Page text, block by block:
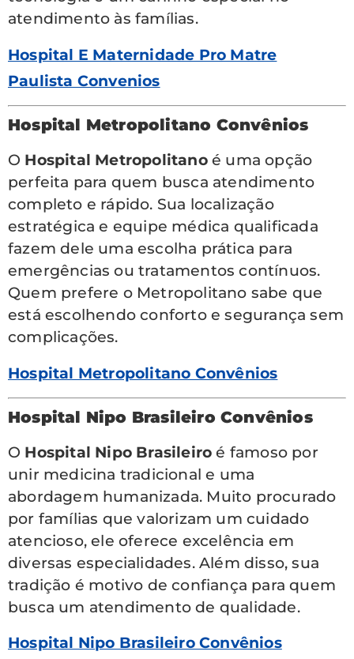
atendimento às famílias.
Hospital E Maternidade Pro Matre
Paulista Convenios
Hospital Metropolitano Convênios
O Hospital Metropolitanoé uma opção
perfeita para quem busca atendimento
completo e rápido. Sua localização
estratégica e equipe médica qualificada
fazem dele uma escolha prática para
emergências ou tratamentos contínuos.
Quem prefere o Metropolitano sabe que
está escolhendo conforto e segurança sem
complicações.
Hospital Metropolitano Convênios
Hospital Nipo Brasileiro Convênios
O Hospital Nipo Brasileiro é famoso por
unir medicina tradicional e uma
abordagem humanizada. Muito procurado
por famílias que valorizam um cuidado
atencioso, ele oferece excelência em
diversas especialidades. Além disso, sua
tradição é motivo de confiança para quem
busca um atendimento de qualidade.
Hospital Nipo Brasileiro Convênios